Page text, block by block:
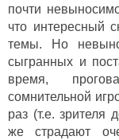
почти
что интересный
темы. Но
сыгранных и
время,
сомнительной
раз (т.е. зрителя
же страдают